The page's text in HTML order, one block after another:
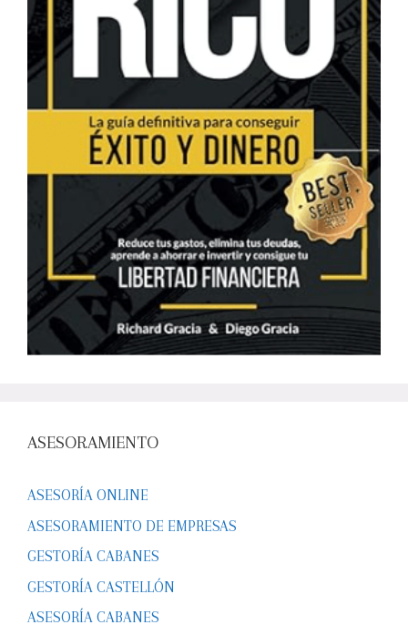
ASESORAMIENTO
ASESORÍA ONLINE
ASESORAMIENTO DE EMPRESAS
GESTORÍA CABANES
GESTORÍA CASTELLÓN
ASESORÍA CABANES